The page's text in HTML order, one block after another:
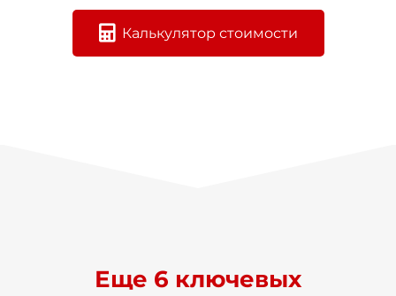
Калькулятор стоимости
Еще 6 ключевых